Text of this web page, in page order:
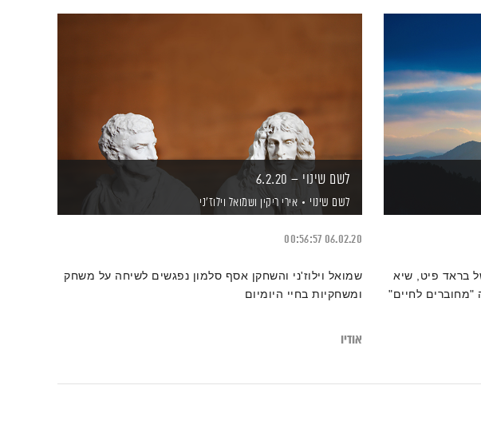
בראד פיט, שיא
לחיים"
לשם שינוי – 6.2.20
לשם שינוי אירי ריקין ושמואל וילוז'ני
06.02.20
00:56:57
שמואל וילוז'ני והשחקן אסף סלמון נפגשים לשיחה על משחק
ומשחקיות בחיי היומיום
אודיו